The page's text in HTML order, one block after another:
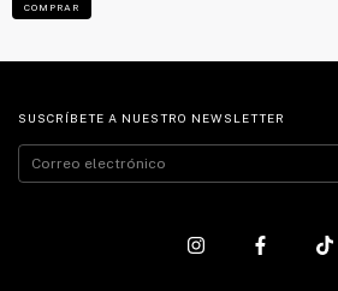
COMPRAR
SUSCRÍBETE A NUESTRO NEWSLETTER